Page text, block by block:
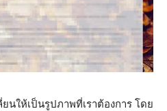
นให้เป็นรูปภาพที่เราต้องการ โดย